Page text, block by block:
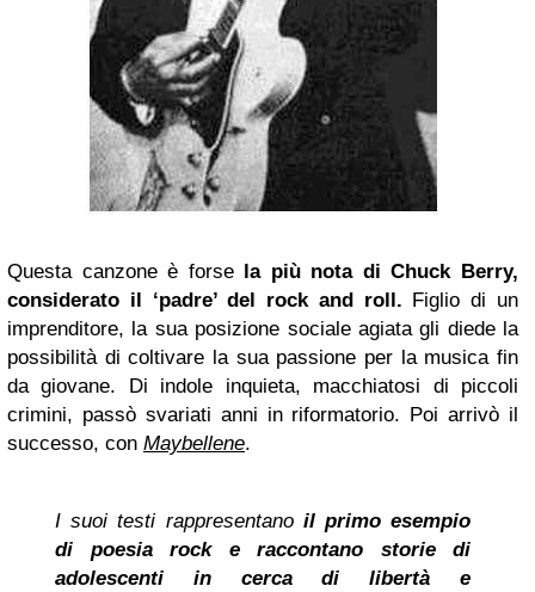
Questa canzone è forsela più nota di Chuck Berry,
considerato il ‘padre’ del rock and roll. Figlio di un
imprenditore, la sua posizione sociale agiata gli diede la
possibilità di coltivare la sua passione per la musica fin
da giovane. Di indole inquieta, macchiatosi di piccoli
crimini, passò svariati anni in riformatorio. Poi arrivò il
successo, con Maybellene.
I suoi testi rappresentanoil primo esempio
di poesia rock e raccontano storie di
adolescenti in cerca di libertà e